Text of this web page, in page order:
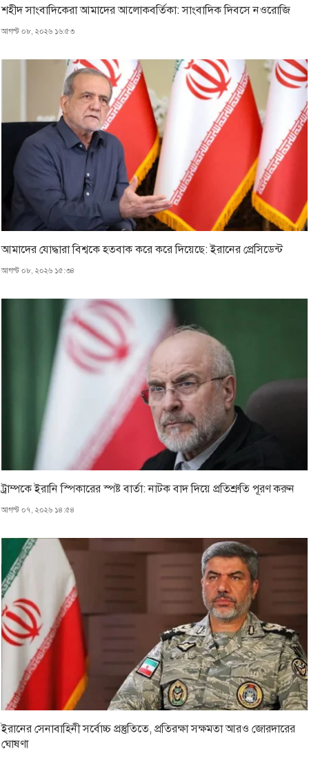
শহীদ সাংবাদিকেরা আমাদের আলোকবর্তিকা: সাংবাদিক দিবসে নওরোজি
আগস্ট ০৮, ২০২৬ ১৬:৫৩
আমাদের যোদ্ধারা বিশ্বকে হতবাক করে করে দিয়েছে: ইরানের প্রেসিডেন্ট
আগস্ট ০৮, ২০২৬ ১৫:৩৪
ট্রাম্পকে ইরানি স্পিকারের স্পষ্ট বার্তা: নাটক বাদ দিয়ে প্রতিশ্রুতি পূরণ করুন
আগস্ট ০৭, ২০২৬ ১৪:৫৪
ইরানের সেনাবাহিনী সর্বোচ্চ প্রস্তুতিতে, প্রতিরক্ষা সক্ষমতা আরও জোরদারের
ঘোষণা